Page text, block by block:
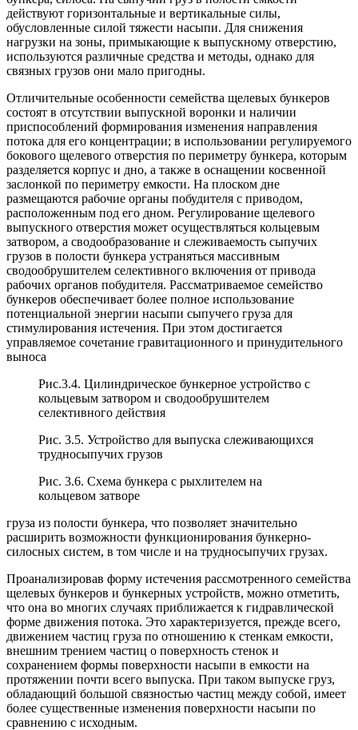
действуют горизонтальные и вертикальные силы,
обусловленные силой тяжести насыпи. Для снижения
нагрузки на зоны, примыкающие к выпускному отверстию,
используются различные средства и методы, однако для
связных грузов они мало пригодны.
Отличительные особенности семейства щелевых бункеров
состоят в отсутствии выпускной воронки и наличии
приспособлений формирования изменения направления
потока для его концентрации; в использовании регулируемого
бокового щелевого отверстия по периметру бункера, которым
разделяется корпус и дно, а также в оснащении косвенной
заслонкой по периметру емкости. На плоском дне
размещаются рабочие органы побудителя с приводом,
расположенным под его дном. Регулирование щелевого
выпускного отверстия может осуществляться кольцевым
затвором, а сводообразование и слеживаемость сыпучих
грузов в полости бункера устраняться массивным
сводообрушителем селективного включения от привода
рабочих органов побудителя. Рассматриваемое семейство
бункеров обеспечивает более полное использование
потенциальной энергии насыпи сыпучего груза для
стимулирования истечения. При этом достигается
управляемое сочетание гравитационного и принудительного
выноса
Рис.3.4. Цилиндрическое бункерное устройство с
кольцевым затвором и сводообрушителем
селективного действия
Рис. 3.5. Устройство для выпуска слеживающихся
трудносыпучих грузов
Рис. 3.6. Схема бункера с рыхлителем на
кольцевом затворе
груза из полости бункера, что позволяет значительно
расширить возможности функционирования бункерно-
силосных систем, в том числе и на трудносыпучих грузах.
Проанализировав форму истечения рассмотренного семейства
щелевых бункеров и бункерных устройств, можно отметить,
что она во многих случаях приближается к гидравлической
форме движения потока. Это характеризуется, прежде всего,
движением частиц груза по отношению к стенкам емкости,
внешним трением частиц о поверхность стенок и
сохранением формы поверхности насыпи в емкости на
протяжении почти всего выпуска. При таком выпуске груз,
обладающий большой связностью частиц между собой, имеет
более существенные изменения поверхности насыпи по
сравнению с исходным.